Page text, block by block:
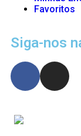
Favoritos
Siga-nos